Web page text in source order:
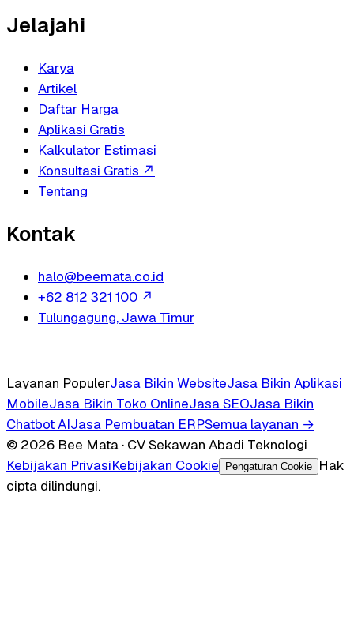
Jelajahi
Karya
Artikel
Daftar Harga
Aplikasi Gratis
Kalkulator Estimasi
Konsultasi Gratis ↗
Tentang
Kontak
halo@beemata.co.id
+62 812 321 100 ↗
Tulungagung, Jawa Timur
Layanan PopulerJasa Bikin WebsiteJasa Bikin Aplikasi
MobileJasa Bikin Toko OnlineJasa SEOJasa Bikin
Chatbot AIJasa Pembuatan ERPSemua layanan →
© 2026 Bee Mata · CV Sekawan Abadi Teknologi
Kebijakan PrivasiKebijakan Cookie Pengaturan Cookie
Hak
cipta dilindungi.